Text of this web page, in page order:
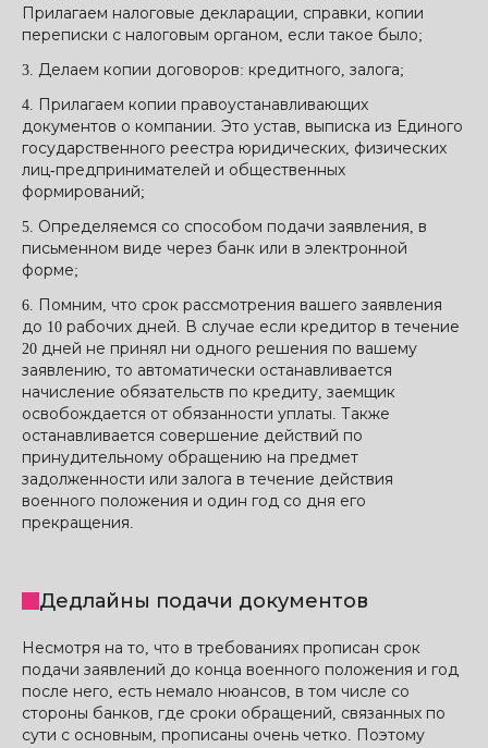
Прилагаем налоговые декларации, справки, копии
переписки с налоговым органом, если такое было;
3. Делаем копии договоров: кредитного, залога;
4. Прилагаем копии правоустанавливающих
документов о компании. Это устав, выписка из Единого
государственного реестра юридических, физических
лиц-предпринимателей и общественных
формирований;
5. Определяемся со способом подачи заявления, в
письменном виде через банк или в электронной
форме;
6. Помним, что срок рассмотрения вашего заявления
до 10 рабочих дней. В случае если кредитор в течение
20 дней не принял ни одного решения по вашему
заявлению, то автоматически останавливается
начисление обязательств по кредиту, заемщик
освобождается от обязанности уплаты. Также
останавливается совершение действий по
принудительному обращению на предмет
задолженности или залога в течение действия
военного положения и один год со дня его
прекращения.
Дедлайны подачи документов
Несмотря на то, что в требованиях прописан срок
подачи заявлений до конца военного положения и год
после него, есть немало нюансов, в том числе со
стороны банков, где сроки обращений, связанных по
сути с основным, прописаны очень четко. Поэтому